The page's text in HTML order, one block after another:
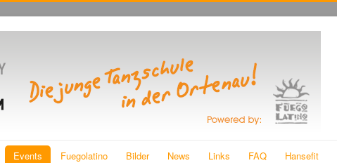
Events Fuegolatino Bilder News Links FAQ Hansefit